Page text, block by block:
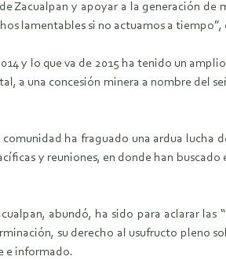
Zacualpan y apoyar a la generación
lamentables si no actuamos a tiempo”,
y lo que va de 2015 ha tenido un
a una concesión minera a nombre del
ha fraguado una ardua lucha
y reuniones, en donde han
abundó, ha sido para aclarar las
su derecho al usufructo pleno
e informado.